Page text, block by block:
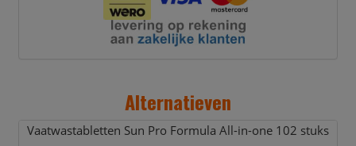
Alternatieven
Vaatwastabletten Sun Pro Formula All-in-one 102 stuks